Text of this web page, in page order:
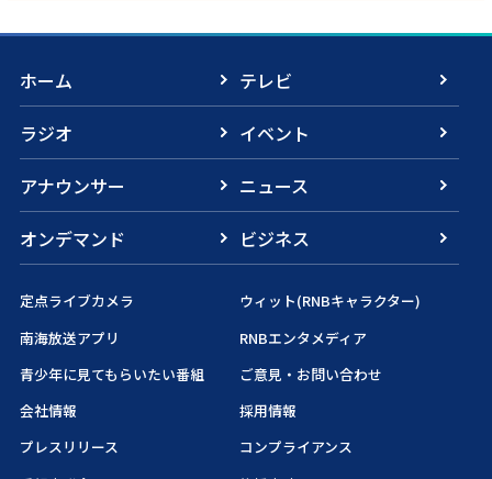
ホーム
テレビ
ラジオ
イベント
アナウンサー
ニュース
オンデマンド
ビジネス
定点ライブカメラ
ウィット(RNBキャラクター)
南海放送アプリ
RNBエンタメディア
青少年に見てもらいたい番組
ご意見・お問い合わせ
会社情報
採用情報
プレスリリース
コンプライアンス